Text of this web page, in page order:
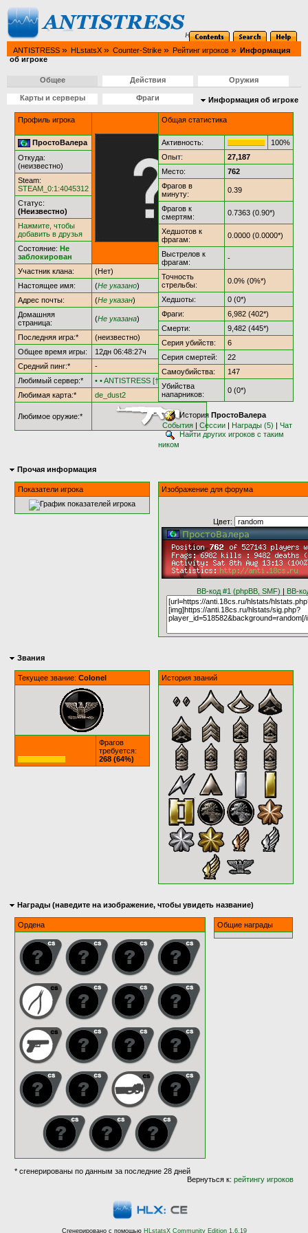
ANTISTRESS » HLstatsX » Counter-Strike » Рейтинг игроков » Информация
об игроке
Общее Действия Оружия
Карты и серверы Фраги Информация об игроке
Профиль игрока
ПростоВалера
Откуда:
(неизвестно)
Steam:
STEAM_0:1:4045312
Статус:
(Неизвестно)
Нажмите, чтобы
добавить в друзья
Состояние: Не
заблокирован
Участник клана:
(Нет)
Настоящее имя:
(Не указано)
Адрес почты:
(Не указан)
Домашняя
страница:
(Не указана)
Последняя игра:*
(неизвестно)
Общее время игры:
12дн 06:48:27ч
Средний пинг:*
-
Любимый сервер:*
• • ANTISTRESS [†AS18†] • •
Любимая карта:*
de_dust2
Любимое оружие:*
Общая статистика
Активность:
100%
Опыт:
27,187
Место:
762
Фрагов в
минуту:
0.39
Фрагов к
смертям:
0.7363 (0.90*)
Хедшотов к
фрагам:
0.0000 (0.0000*)
Выстрелов к
фрагам:
-
Точность
стрельбы:
0.0% (0%*)
Хедшоты:
0 (0*)
Фраги:
6,982 (402*)
Смерти:
9,482 (445*)
Серия убийств:
6
Серия смертей:
22
Самоубийства:
147
Убийства
напарников:
0 (0*)
ИсторияПростоВалера
События |Сессии | Награды (5) |Чат
Найти других игроков с таким
ником
Прочая информация
Показатели игрока Изображение для форума
Цвет:
BB-код #1 (phpBB, SMF) | BB-
Звания
Текущее звание: Colonel
Фрагов
требуется:
268 (64%)
История званий
Награды (наведите на изображение, чтобы увидеть название)
Ордена Общие награды
* сгенерированы по данным за последние 28 дней
Вернуться к:рейтингу игроков
Сгенерировано с помощью HLstatsX Community Edition 1.6.19